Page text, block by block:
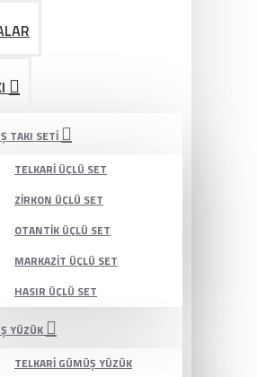
TAKI SETI
TELKARI ÜÇLÜ SET
ZIRKON ÜÇLÜ SET
OTANTIK ÜÇLÜ SET
MARKAZIT ÜÇLÜ SET
HASIR ÜÇLÜ SET
YÜZÜK
TELKARI GÜMÜŞ YÜZÜK